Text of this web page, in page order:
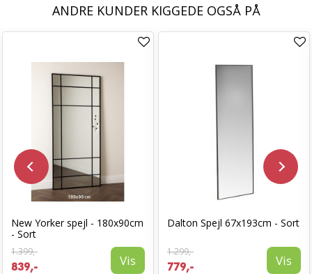
ANDRE KUNDER KIGGEDE OGSÅ PÅ
New Yorker spejl - 180x90cm
- Sort
1.399,-
839,- Vis
Dalton Spejl 67x193cm - Sort
1.299,-
779,- Vis